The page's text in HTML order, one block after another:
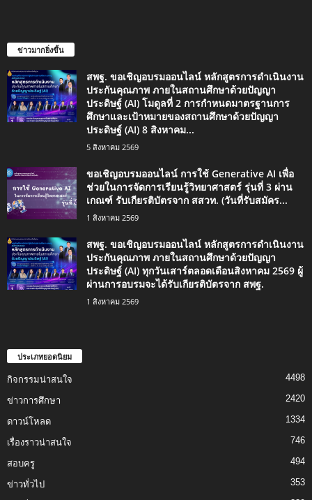
ข่าวมากยิ่งขึ้น
สพฐ. ขอเชิญอบรมออนไลน์ หลักสูตรการดำเนินงาน
ประกันคุณภาพ ภายในสถานศึกษาด้วยปัญญา
ประดิษฐ์ (AI) โมดูลที่ 2 การกำหนดมาตรฐานการ
ศึกษาและเป้าหมายของสถานศึกษาด้วยปัญญา
ประดิษฐ์ (AI) 8 สิงหาคม...
5 สิงหาคม 2569
ขอเชิญอบรมออนไลน์ การใช้ Generative AI เพื่อ
ช่วยในการจัดการเรียนรู้วิทยาศาสตร์ รุ่นที่ 3 ผ่าน
เกณฑ์ รับเกียรติบัตรจาก สสวท. (วันที่รับสมัคร...
1 สิงหาคม 2569
สพฐ. ขอเชิญอบรมออนไลน์ หลักสูตรการดำเนินงาน
ประกันคุณภาพ ภายในสถานศึกษาด้วยปัญญา
ประดิษฐ์ (AI) ทุกวันเสาร์ตลอดเดือนสิงหาคม 2569 ผู้
ผ่านการอบรมจะได้รับเกียรติบัตรจาก สพฐ.
1 สิงหาคม 2569
ประเภทยอดนิยม
กิจกรรมน่าสนใจ 4498
ข่าวการศึกษา 2420
ดาวน์โหลด 1334
เรื่องราวน่าสนใจ 746
สอบครู 494
ข่าวทั่วไป 353